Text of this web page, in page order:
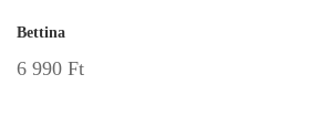
Bettina
6 990 Ft